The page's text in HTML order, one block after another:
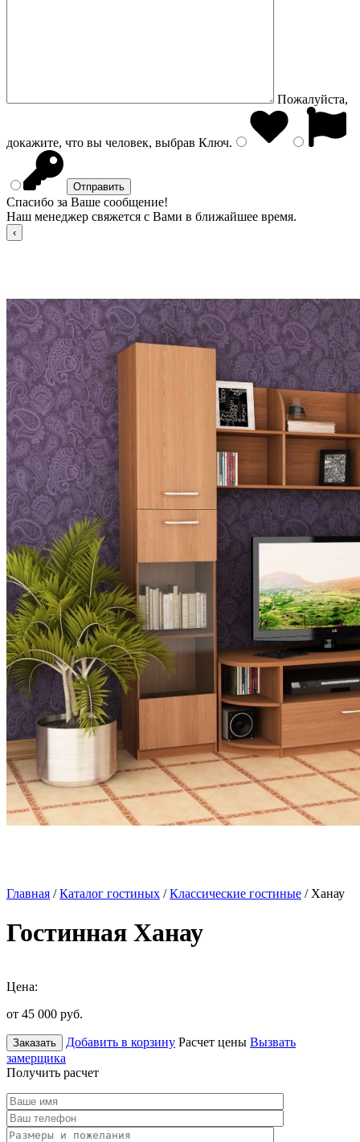
Пожалуйста,
докажите, что вы человек, выбрав Ключ.
Спасибо за Ваше сообщение!
Наш менеджер свяжется с Вами в ближайшее время.
Главная /Каталог гостиных /Классические гостиные / Ханау
Гостинная Ханау
Цена:
от 45 000 руб.
Заказать Добавить в корзину Расчет цены Вызвать
замерщика
Получить расчет